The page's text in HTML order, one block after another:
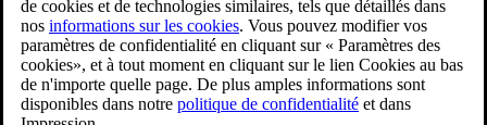
9/3/2024
Favoris
Partager